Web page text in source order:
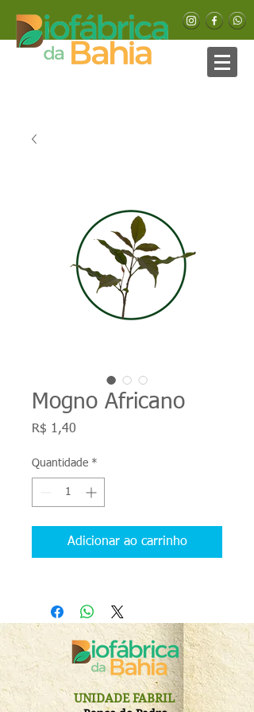
Mogno Africano
R$ 1,40
Quantidade *
Adicionar ao carrinho
UNIDADE FABRIL